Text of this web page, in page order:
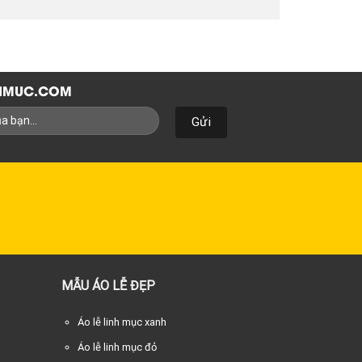
MẪU ÁO LỄ ĐẸP
Áo lễ linh mục xanh
Áo lễ linh mục đỏ